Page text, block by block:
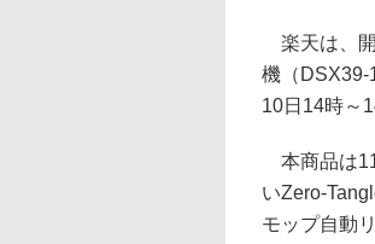
楽天は、
機（DSX39-
10日14時～
本商品は
いZero-
モップ自動